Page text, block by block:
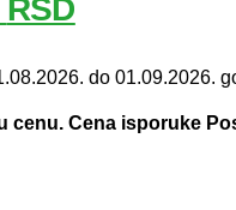
RSD
cena
1,150.00 RSD.
do 01.09.2026.
Cena isporuke